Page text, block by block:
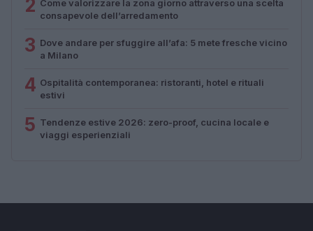
2 Come valorizzare la zona giorno attraverso una scelta
consapevole dell’arredamento
3 Dove andare per sfuggire all’afa: 5 mete fresche vicino
a Milano
4 Ospitalità contemporanea: ristoranti, hotel e rituali
estivi
5 Tendenze estive 2026: zero-proof, cucina locale e
viaggi esperienziali